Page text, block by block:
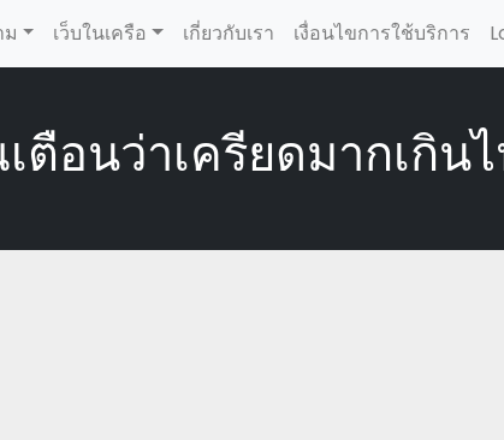
เว็บในเครือ เกี่ยวกับเรา เงื่อนไขการใช้บริการ
อนว่าเครียดมากเกิน